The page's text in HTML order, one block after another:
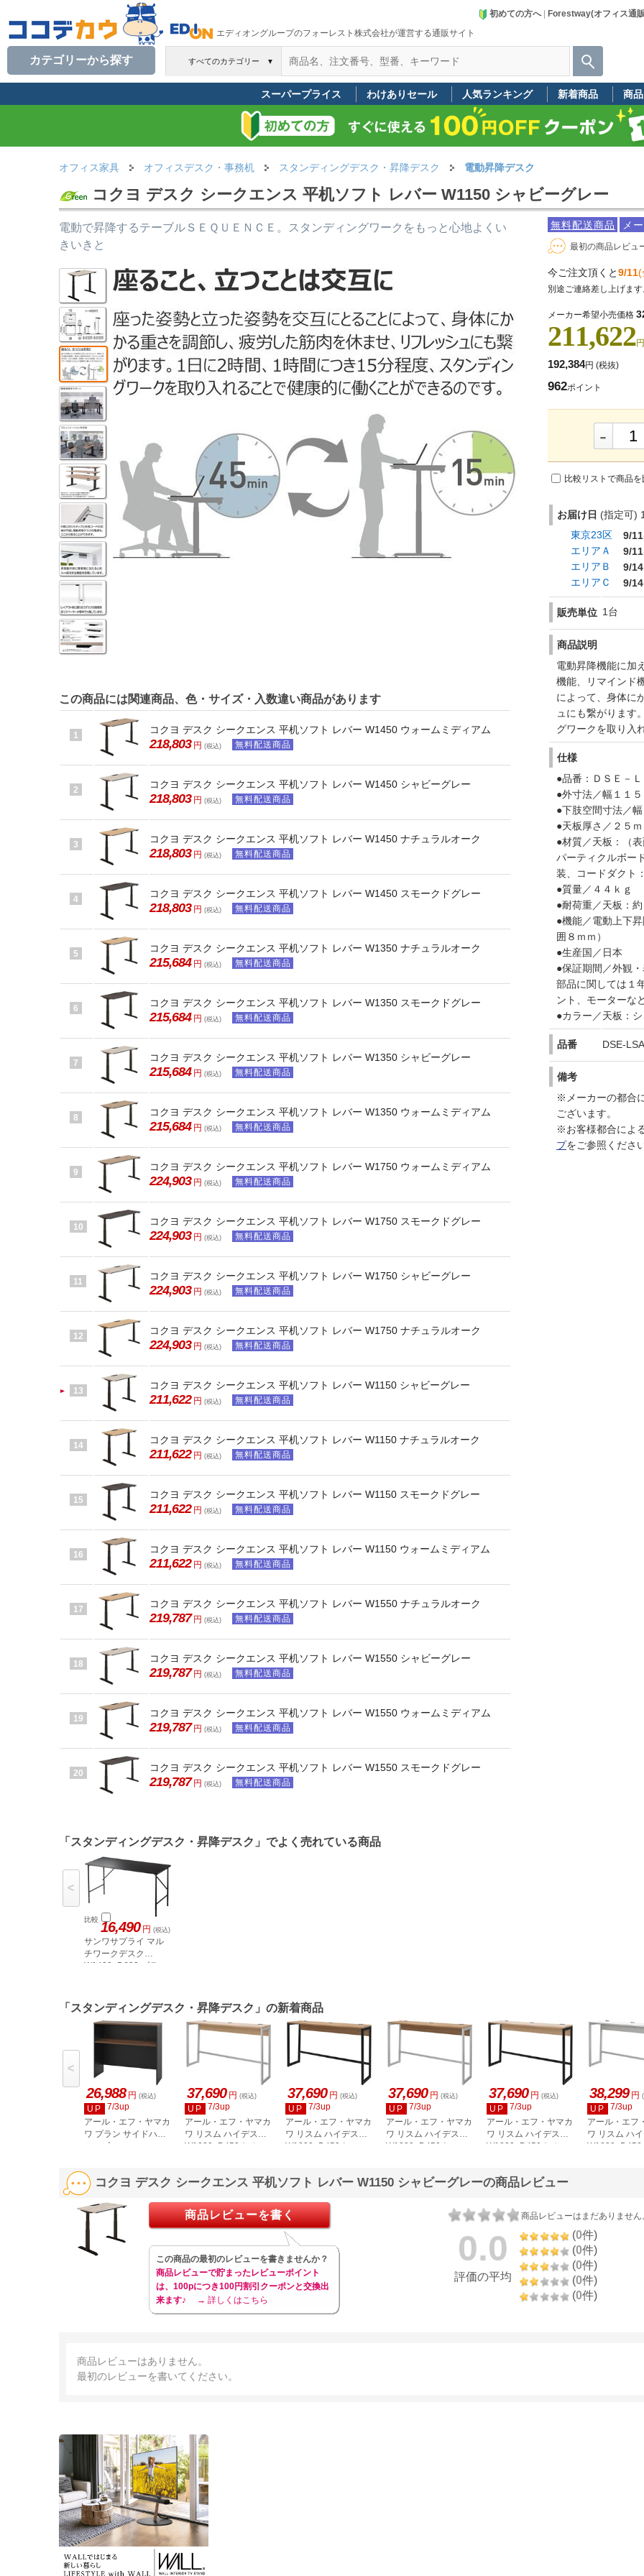
エディオングループのフォーレスト株式会社が運営する通販サイト
初めての方へ| Forestway(オフィス通
すべてのカテゴリー ▼
カテゴリーから探す
スーパープライス わけありセール 人気ランキング 新着商品 商
オフィス家具 オフィスデスク・事務机 スタンディングデスク・昇降デスク 電動昇降デスク
コクヨ デスク シークエンス 平机ソフト レバー W1150 シャビーグレー
無料配送商品 メ
最初の商品レビュ
今ご注文頂くと9/11(
別途ご連絡差し上げま
メーカー希望小売価格
211,622円
192,384円 (税抜)
962ポイント
-
比較リストで商品
お届け日 (指定可)
東京23区
9/11
エリアＡ
9/11
エリアＢ
9/14
エリアＣ
9/14
販売単位 1台
商品説明
電動昇降機能に加
機能、リマインド
によって、身体に
ュにも繋がります
グワークを取り入
仕様
●品番：ＤＳＥ－
●外寸法／幅１１
●下肢空間寸法／
●天板厚さ／２５
●材質／天板：（
パーティクルボー
装、コードダクト
●質量／４４ｋｇ
●耐荷重／天板：
●機能／電動上下
囲８ｍｍ）
●生産国／日本
●保証期間／外観
部品に関しては１
ント、モーターな
●カラー／天板：
品番 DSE-
備考
※メーカーの都合
ございます。
※お客様都合によ
プをご参照くださ
電動で昇降するテーブルＳＥＱＵＥＮＣＥ。スタンディングワークをもっと心地よくい
きいきと
この商品には関連商品、色・サイズ・入数違い商品があります
1 コクヨ デスク シークエンス 平机ソフト レバー W1450 ウォームミディアム
218,803 円 (税込) 無料配送商品
2 コクヨ デスク シークエンス 平机ソフト レバー W1450 シャビーグレー
218,803 円 (税込) 無料配送商品
3 コクヨ デスク シークエンス 平机ソフト レバー W1450 ナチュラルオーク
218,803 円 (税込) 無料配送商品
4 コクヨ デスク シークエンス 平机ソフト レバー W1450 スモークドグレー
218,803 円 (税込) 無料配送商品
5 コクヨ デスク シークエンス 平机ソフト レバー W1350 ナチュラルオーク
215,684 円 (税込) 無料配送商品
6 コクヨ デスク シークエンス 平机ソフト レバー W1350 スモークドグレー
215,684 円 (税込) 無料配送商品
7 コクヨ デスク シークエンス 平机ソフト レバー W1350 シャビーグレー
215,684 円 (税込) 無料配送商品
8 コクヨ デスク シークエンス 平机ソフト レバー W1350 ウォームミディアム
215,684 円 (税込) 無料配送商品
9 コクヨ デスク シークエンス 平机ソフト レバー W1750 ウォームミディアム
224,903 円 (税込) 無料配送商品
10 コクヨ デスク シークエンス 平机ソフト レバー W1750 スモークドグレー
224,903 円 (税込) 無料配送商品
11 コクヨ デスク シークエンス 平机ソフト レバー W1750 シャビーグレー
224,903 円 (税込) 無料配送商品
12 コクヨ デスク シークエンス 平机ソフト レバー W1750 ナチュラルオーク
224,903 円 (税込) 無料配送商品
13 コクヨ デスク シークエンス 平机ソフト レバー W1150 シャビーグレー
211,622 円 (税込) 無料配送商品
14 コクヨ デスク シークエンス 平机ソフト レバー W1150 ナチュラルオーク
211,622 円 (税込) 無料配送商品
15 コクヨ デスク シークエンス 平机ソフト レバー W1150 スモークドグレー
211,622 円 (税込) 無料配送商品
16 コクヨ デスク シークエンス 平机ソフト レバー W1150 ウォームミディアム
211,622 円 (税込) 無料配送商品
17 コクヨ デスク シークエンス 平机ソフト レバー W1550 ナチュラルオーク
219,787 円 (税込) 無料配送商品
18 コクヨ デスク シークエンス 平机ソフト レバー W1550 シャビーグレー
219,787 円 (税込) 無料配送商品
19 コクヨ デスク シークエンス 平机ソフト レバー W1550 ウォームミディアム
219,787 円 (税込) 無料配送商品
20 コクヨ デスク シークエンス 平机ソフト レバー W1550 スモークドグレー
219,787 円 (税込) 無料配送商品
「スタンディングデスク・昇降デスク」でよく売れている商品
比較 16,490 円 (税込)
サンワサプライ マル
チワークデスク
W1400×D600 ブラッ
<
「スタンディングデスク・昇降デスク」の新着商品
26,988 円 (税込)
UP
7/3up
アール・エフ・ヤマカ
ワ プラン サイドハイ
テーブル
ナット黒脚 RFPSH-
1240DM-BL
37,690 円 (税込)
UP
7/3up
アール・エフ・ヤマカ
ワ リスム ハイデスク
W1800×D450ナチュ
RFFHD-1845NA-WL
37,690 円 (税込)
UP
7/3up
アール・エフ・ヤマカ
ワ リスム ハイデスク
W1800×D450ウォル
RFFHD-1845DM-BL
37,690 円 (税込)
UP
7/3up
アール・エフ・ヤマカ
ワ リスム ハイデスク
W1800×D450ウォル
RFFHD-1845DM-WL
37,690 円 (税込)
UP
7/3up
アール・エフ・ヤマカ
ワ リスム ハイデスク
W1800×D450ナチュ
1845NA-BL
38,299 円
UP
7/3up
アール・エフ
ワ リスム ハ
W1800×D450
<
コクヨ デスク シークエンス 平机ソフト レバー W1150 シャビーグレーの商品レビュー
商品レビューはまだありません
0.0
評価の平均
(0件)
(0件)
(0件)
(0件)
(0件)
商品レビューを書く
この商品の最初のレビューを書きませんか？
商品レビューで貯まったレビューポイント
は、100pにつき100円割引クーポンと交換出
来ます♪
→ 詳しくはこちら
商品レビューはありません。
最初のレビューを書いてください。